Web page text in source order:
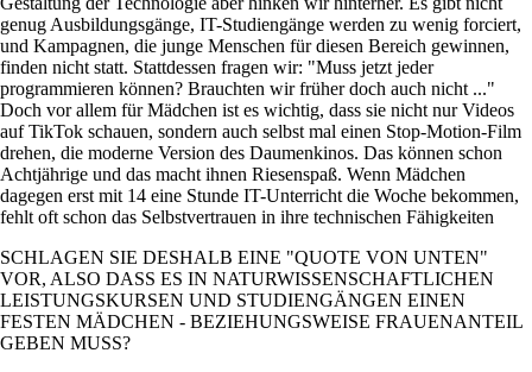
genug Ausbildungsgänge, IT-Studiengänge werden zu wenig forciert,
und Kampagnen, die junge Menschen für diesen Bereich gewinnen,
finden nicht statt. Stattdessen fragen wir:
Muss jetzt jeder
programmieren können? Brauchten wir früher doch auch nicht ...
Doch vor allem für Mädchen ist es wichtig, dass sie nicht nur Videos
auf TikTok schauen, sondern auch selbst mal einen Stop-Motion-Film
drehen, die moderne Version des Daumenkinos. Das können schon
Achtjährige und das macht ihnen Riesenspaß. Wenn Mädchen
dagegen erst mit 14 eine Stunde IT-Unterricht die Woche bekommen,
fehlt oft schon das Selbstvertrauen in ihre technischen Fähigkeiten
SCHLAGEN SIE DESHALB EINE
QUOTE VON UNTEN
VOR, ALSO DASS ES IN NATURWISSENSCHAFTLICHEN
LEISTUNGSKURSEN UND STUDIENGÄNGEN EINEN
FESTEN MÄDCHEN - BEZIEHUNGSWEISE FRAUENANTEIL
GEBEN MUSS?